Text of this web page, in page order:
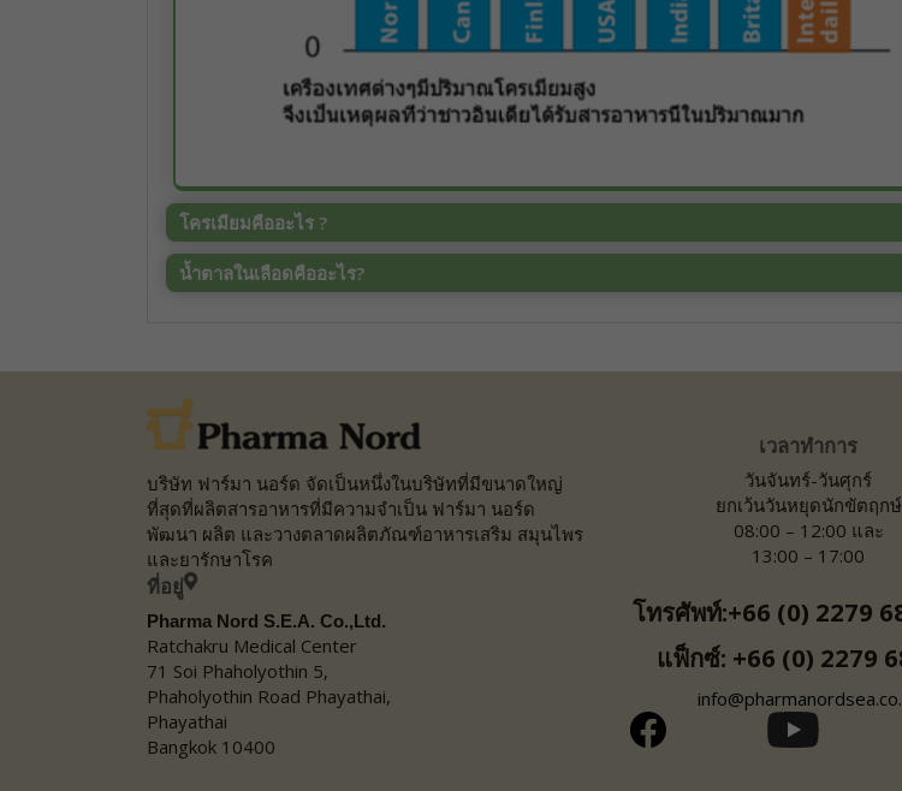
โครเมียมคืออะไร ?
น้ำตาลในเลือดคืออะไร?
บริษัท ฟาร์มา นอร์ด จัดเป็นหนึ่งในบริษัทที่มีขนาดใหญ่
ที่สุดที่ผลิตสารอาหารที่มีความจำเป็น ฟาร์มา นอร์ด
พัฒนา ผลิต และวางตลาดผลิตภัณฑ์อาหารเสริม สมุนไพร
และยารักษาโรค
ที่อยู่
Pharma Nord S.E.A. Co.,Ltd.
Ratchakru Medical Center
71 Soi Phaholyothin 5,
Phaholyothin Road Phayathai,
Phayathai
Bangkok 10400
เวลาทำการ
วันจันทร์-วันศุกร์
ยกเว้นวันหยุดนักขัตฤกษ์
08:00 – 12:00 และ
13:00 – 17:00
โทรศัพท์:+66 (0) 2279
แฟ็กซ์: +66 (0) 2279